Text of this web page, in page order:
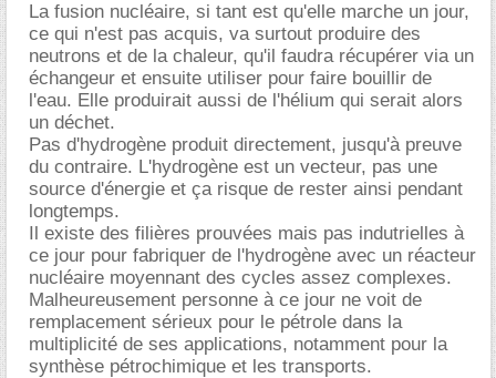
La fusion nucléaire, si tant est qu'elle marche un jour,
ce qui n'est pas acquis, va surtout produire des
neutrons et de la chaleur, qu'il faudra récupérer via un
échangeur et ensuite utiliser pour faire bouillir de
l'eau. Elle produirait aussi de l'hélium qui serait alors
un déchet.
Pas d'hydrogène produit directement, jusqu'à preuve
du contraire. L'hydrogène est un vecteur, pas une
source d'énergie et ça risque de rester ainsi pendant
longtemps.
Il existe des filières prouvées mais pas indutrielles à
ce jour pour fabriquer de l'hydrogène avec un réacteur
nucléaire moyennant des cycles assez complexes.
Malheureusement personne à ce jour ne voit de
remplacement sérieux pour le pétrole dans la
multiplicité de ses applications, notamment pour la
synthèse pétrochimique et les transports.